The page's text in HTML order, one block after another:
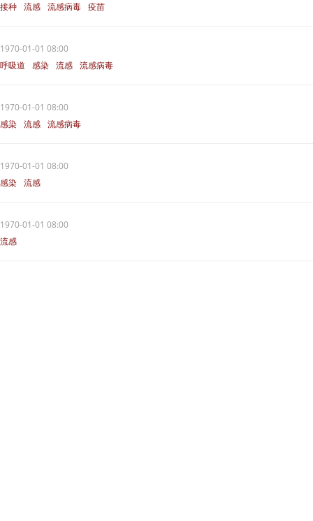
接种 流感 流感病毒 疫苗
1970-01-01 08:00
呼吸道
感染 流感 流感病毒
1970-01-01 08:00
感染 流感 流感病毒
1970-01-01 08:00
感染 流感
1970-01-01 08:00
流感